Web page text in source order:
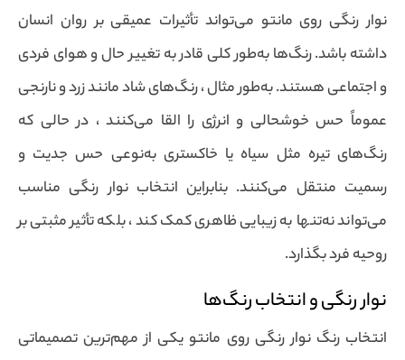
نوار رنگی روی مانتو می‌تواند تأثیرات عمیقی بر روان انسان
داشته باشد. رنگ‌ها به‌طور کلی قادر به تغییر حال و هوای فردی
و اجتماعی هستند. به‌طور مثال ، رنگ‌های شاد مانند زرد و نارنجی
عموماً حس خوشحالی و انرژی را القا می‌کنند ، در حالی که
رنگ‌های تیره مثل سیاه یا خاکستری به‌نوعی حس جدیت و
رسمیت منتقل می‌کنند. بنابراین انتخاب نوار رنگی مناسب
می‌تواند نه‌تنها به زیبایی ظاهری کمک کند ، بلکه تأثیر مثبتی بر
روحیه فرد بگذارد.
نوار رنگی و انتخاب رنگ‌ها
انتخاب رنگ نوار رنگی روی مانتو یکی از مهم‌ترین تصمیماتی